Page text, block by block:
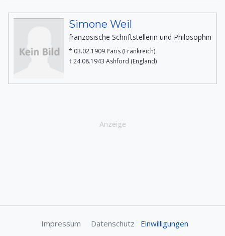
Simone Weil
französische Schriftstellerin und Philosophin
* 03.02.1909 Paris (Frankreich)
† 24.08.1943 Ashford (England)
Anzeige
Impressum Datenschutz Einwilligungen